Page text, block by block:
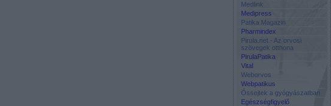
Medlink
Medipress
Patika Magazin
Pharmindex
Pirula.net - Az orvosi
szövegek otthona
PirulaPatika
Vital
Weborvos
Webpatikus
Őssejtek a gyógyászatban
Egészségfigyelő